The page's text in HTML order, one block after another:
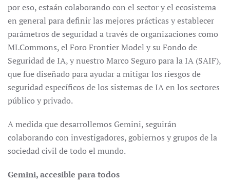
por eso, estaán colaborando con el sector y el ecosistema
en general para definir las mejores prácticas y establecer
parámetros de seguridad a través de organizaciones como
MLCommons, el Foro Frontier Model y su Fondo de
Seguridad de IA, y nuestro Marco Seguro para la IA (SAIF),
que fue diseñado para ayudar a mitigar los riesgos de
seguridad específicos de los sistemas de IA en los sectores
público y privado.
A medida que desarrollemos Gemini, seguirán
colaborando con investigadores, gobiernos y grupos de la
sociedad civil de todo el mundo.
Gemini, accesible para todos